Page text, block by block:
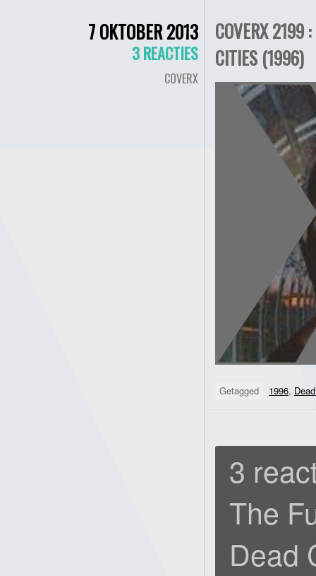
7 OKTOBER 2013
3 REACTIES
COVERX
COVERX 2199
CITIES (1996)
Getagged 1996,
3
The
Dead